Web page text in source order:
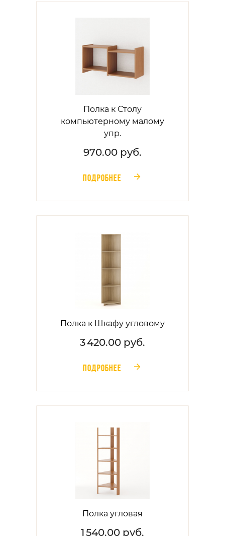
Полка к Столу
компьютерному малому
упр.
970.00 руб.
ПОДРОБНЕЕ 󰁔
Полка к Шкафу угловому
3 420.00 руб.
ПОДРОБНЕЕ 󰁔
Полка угловая
1 540.00 руб.